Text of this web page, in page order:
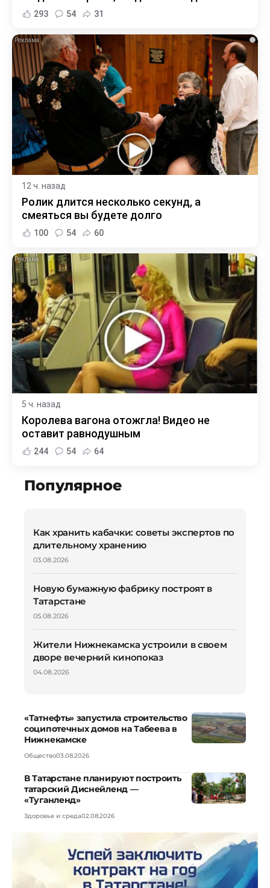
293 54 31
i
12 ч. назад
Ролик длится несколько секунд, а
смеяться вы будете долго
100 54 60
i
5 ч. назад
Королева вагона отожгла! Видео не
оставит равнодушным
244 54 64
Популярное
Как хранить кабачки: советы экспертов по
длительному хранению
03.08.2026
Новую бумажную фабрику построят в
Татарстане
05.08.2026
Жители Нижнекамска устроили в своем
дворе вечерний кинопоказ
04.08.2026
«Татнефть» запустила строительство
соципотечных домов на Табеева в
Нижнекамске
Общество03.08.2026
В Татарстане планируют построить
татарский Диснейленд —
«Туганленд»
Здоровье и среда02.08.2026